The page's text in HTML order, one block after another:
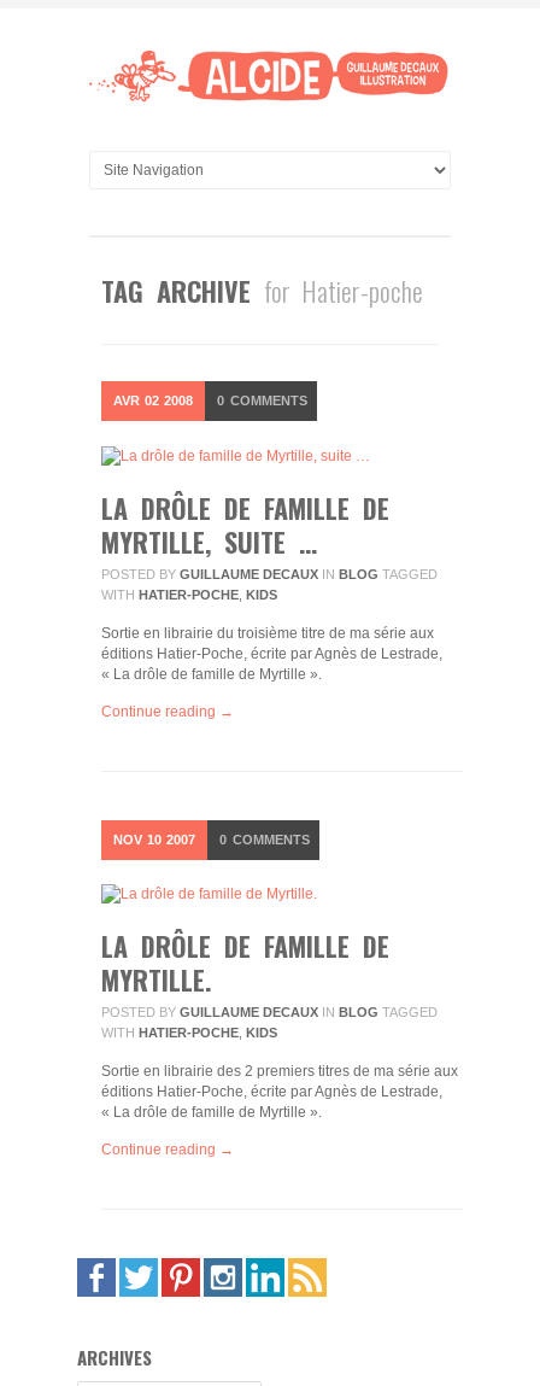
TAG ARCHIVE for Hatier-poche
AVR 02 2008 0 COMMENTS
LA DRÔLE DE FAMILLE DE
MYRTILLE, SUITE …
POSTED BY GUILLAUME DECAUX IN BLOG TAGGED
WITH HATIER-POCHE KIDS
Sortie en librairie du troisième titre de ma série aux
éditions Hatier-Poche, écrite par Agnès de Lestrade,
« La drôle de famille de Myrtille ».
Continue reading →
NOV 10 2007 0 COMMENTS
LA DRÔLE DE FAMILLE DE
MYRTILLE.
POSTED BY GUILLAUME DECAUX IN BLOG TAGGED
WITH HATIER-POCHE KIDS
Sortie en librairie des 2 premiers titres de ma série aux
éditions Hatier-Poche, écrite par Agnès de Lestrade,
« La drôle de famille de Myrtille ».
Continue reading →
ARCHIVES